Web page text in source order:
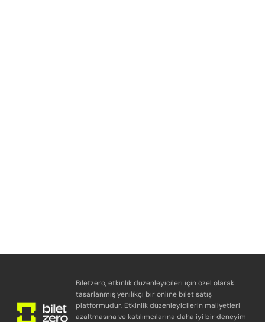
Biletzero, etkinlik düzenleyicileri için özel olarak
tasarlanmış yenilikçi bir online bilet satış
platformudur. Etkinlik düzenleyicilerin maliyetleri
azaltmasına ve katılımcılarına daha iyi bir deneyim